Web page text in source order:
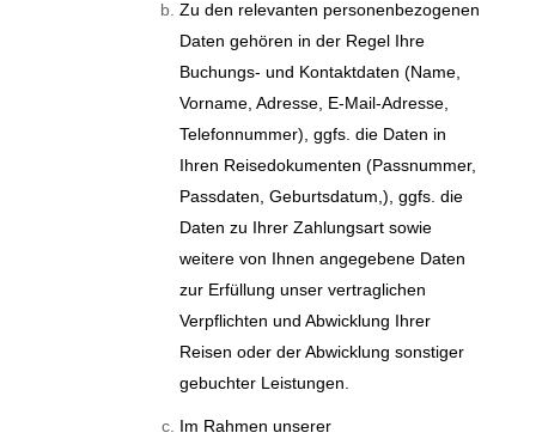
Zu den relevanten personenbezogenen
Daten gehören in der Regel Ihre
Buchungs- und Kontaktdaten (Name,
Vorname, Adresse, E-Mail-Adresse,
Telefonnummer), ggfs. die Daten in
Ihren Reisedokumenten (Passnummer,
Passdaten, Geburtsdatum,), ggfs. die
Daten zu Ihrer Zahlungsart sowie
weitere von Ihnen angegebene Daten
zur Erfüllung unser vertraglichen
Verpflichten und Abwicklung Ihrer
Reisen oder der Abwicklung sonstiger
gebuchter Leistungen.
Im Rahmen unserer